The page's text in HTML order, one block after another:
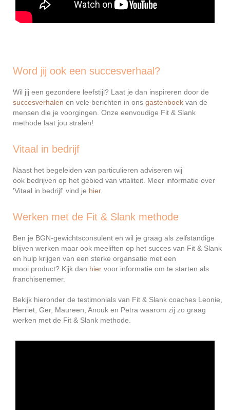
Word jij ook een succesverhaal?
Wil jij een gezondere leefstijl? Laat je dan inspireren door de
succesverhalen en vele berichten in ons gastenboek van de
mensen die je voorgingen. Onze eenvoudige Fit & Slank
methode laat jou stralen!
Vitaal in bedrijf
Naast het begeleiden van particulieren adviseren wij
ook bedrijven op het gebied van vitaliteit. Meer informatie over
'Vitaal in bedrijf' vind je hier.
Werken met de Fit & Slank methode
Ben je BGN-gewichtsconsulent en wil je graag als zelfstandige
blijven werken maar ook meeliften op het succes van Fit & Slank
en hulp krijgen van een sterke organsatie met een
mooi product? Kijk dan hier voor informatie om te starten als
franchisenemer.
Bekijk hieronder de testimonials van Fit & Slank coaches Leonie,
Herriet, Ger, Maureen, Anouk en Petra waarom zij zo graag
werken met de Fit & Slank methode.